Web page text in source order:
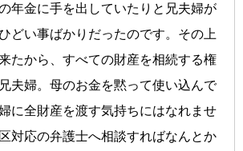
年金に手を出していたりと兄夫婦が
どい事ばかりだったのです。その上
たから、すべての財産を相続する権
夫婦。母のお金を黙って使い込んで
に全財産を渡す気持ちにはなれませ
対応の弁護士へ相談すればなんとか